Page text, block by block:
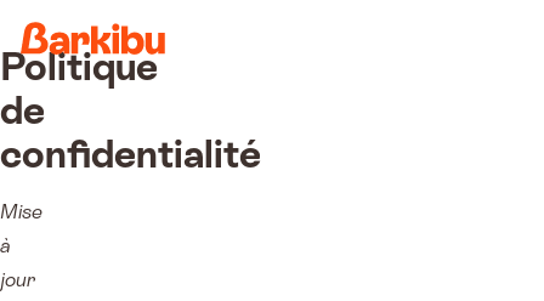
Politique
de
confidentialité
Mise
à
jour